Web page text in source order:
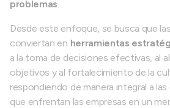
problemas.
Desde este enfoque, se busca que
conviertan en herramientas
a la toma de decisiones efectivas, al
objetivos y al fortalecimiento de la
respondiendo de manera integral a
que enfrentan las empresas en un